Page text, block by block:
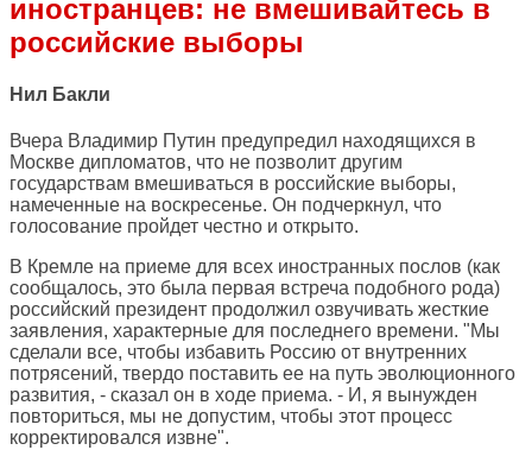
иностранцев: не вмешивайтесь в
российские выборы
Нил Бакли
Вчера Владимир Путин предупредил находящихся в
Москве дипломатов, что не позволит другим
государствам вмешиваться в российские выборы,
намеченные на воскресенье. Он подчеркнул, что
голосование пройдет честно и открыто.
В Кремле на приеме для всех иностранных послов (как
сообщалось, это была первая встреча подобного рода)
российский президент продолжил озвучивать жесткие
заявления, характерные для последнего времени. "Мы
сделали все, чтобы избавить Россию от внутренних
потрясений, твердо поставить ее на путь эволюционного
развития, - сказал он в ходе приема. - И, я вынужден
повториться, мы не допустим, чтобы этот процесс
корректировался извне".